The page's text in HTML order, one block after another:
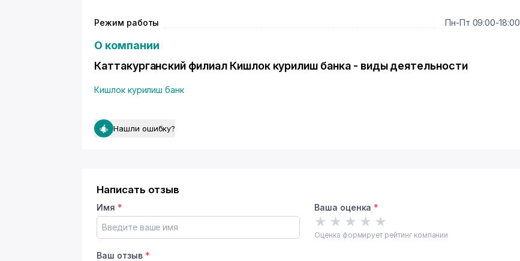
Режим работы Пн-Пт 09:00-18:00
О компании
Каттакурганский филиал Кишлок курилиш банка - виды деятельности
Кишлок курилиш банк
Нашли ошибку?
Написать отзыв
Имя * Ваша оценка *
★ ★ ★ ★ ★
Оценка формирует рейтинг компании
Ваш отзыв *